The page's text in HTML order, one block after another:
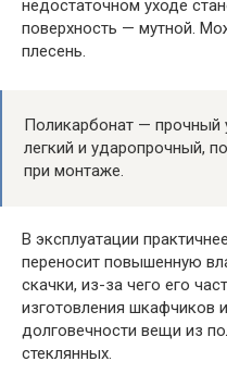
недостаточном уходе
поверхность — мутной.
плесень.
Поликарбонат — прочный
легкий и ударопрочный,
при монтаже.
В эксплуатации
переносит повышенную
скачки, из-за чего его
изготовления шкафчиков
долговечности вещи из
стеклянных.